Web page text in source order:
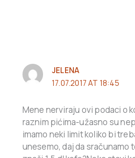
JELENA
17.07.2017 AT 18:45
Mene nerviraju ovi podaci o
raznim pićima-užasno su
imamo neki limit koliko bi
unesemo, daj da sračunamo